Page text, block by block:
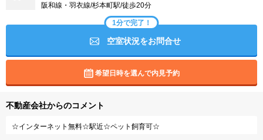
阪和線・羽衣線/杉本町駅/徒歩20分
1分で完了！
空室状況をお問合せ
希望日時を選んで内見予約
不動産会社からのコメント
☆インターネット無料☆駅近☆ペット飼育可☆